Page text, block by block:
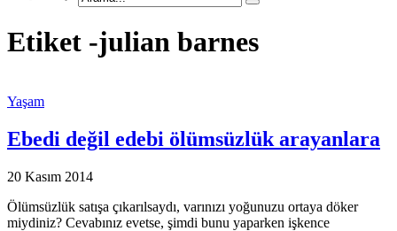
Etiket -julian barnes
Yaşam
Ebedi değil edebi ölümsüzlük arayanlara
20 Kasım 2014
Ölümsüzlük satışa çıkarılsaydı, varınızı yoğunuzu ortaya döker
miydiniz? Cevabınız evetse, şimdi bunu yaparken işkence